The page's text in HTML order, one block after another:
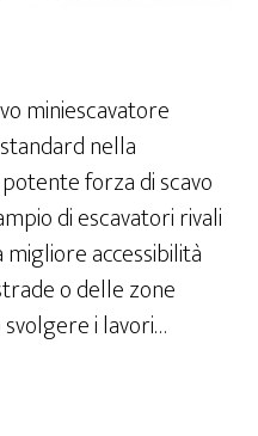
miniescavatore
nella
forza di scavo
di escavatori rivali
migliore accessibilità
o delle zone
svolgere i lavori…